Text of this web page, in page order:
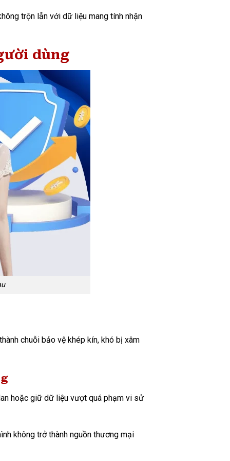
trộn lẫn với dữ liệu mang tính nhận
dùng
chuỗi bảo vệ khép kín, khó bị xâm
hoặc giữ dữ liệu vượt quá phạm vi sử
không trở thành nguồn thương mại